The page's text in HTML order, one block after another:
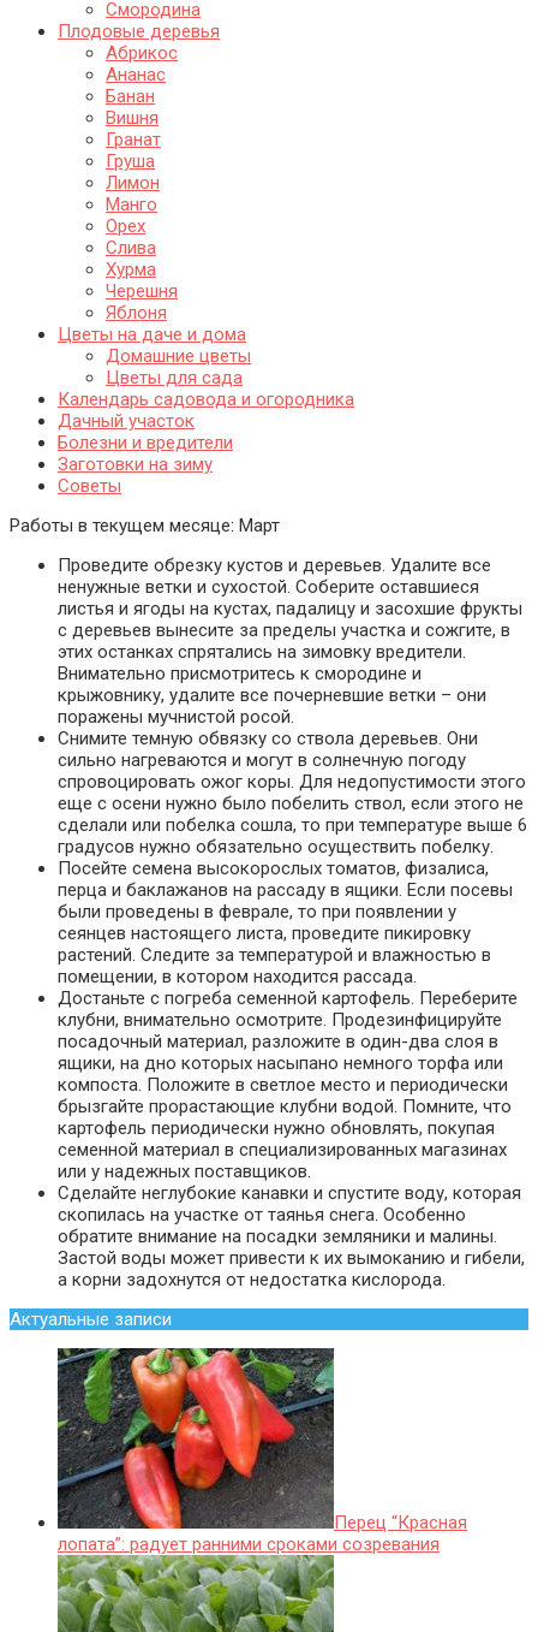
Смородина
Плодовые деревья
Абрикос
Ананас
Банан
Вишня
Гранат
Груша
Лимон
Манго
Орех
Слива
Хурма
Черешня
Яблоня
Цветы на даче и дома
Домашние цветы
Цветы для сада
Календарь садовода и огородника
Дачный участок
Болезни и вредители
Заготовки на зиму
Советы
Работы в текущем месяце: Март
Проведите обрезку кустов и деревьев. Удалите все
ненужные ветки и сухостой. Соберите оставшиеся
листья и ягоды на кустах, падалицу и засохшие фрукты
с деревьев вынесите за пределы участка и сожгите, в
этих останках спрятались на зимовку вредители.
Внимательно присмотритесь к смородине и
крыжовнику, удалите все почерневшие ветки – они
поражены мучнистой росой.
Снимите темную обвязку со ствола деревьев. Они
сильно нагреваются и могут в солнечную погоду
спровоцировать ожог коры. Для недопустимости этого
еще с осени нужно было побелить ствол, если этого не
сделали или побелка сошла, то при температуре выше 6
градусов нужно обязательно осуществить побелку.
Посейте семена высокорослых томатов, физалиса,
перца и баклажанов на рассаду в ящики. Если посевы
были проведены в феврале, то при появлении у
сеянцев настоящего листа, проведите пикировку
растений. Следите за температурой и влажностью в
помещении, в котором находится рассада.
Достаньте с погреба семенной картофель. Переберите
клубни, внимательно осмотрите. Продезинфицируйте
посадочный материал, разложите в один-два слоя в
ящики, на дно которых насыпано немного торфа или
компоста. Положите в светлое место и периодически
брызгайте прорастающие клубни водой. Помните, что
картофель периодически нужно обновлять, покупая
семенной материал в специализированных магазинах
или у надежных поставщиков.
Сделайте неглубокие канавки и спустите воду, которая
скопилась на участке от таянья снега. Особенно
обратите внимание на посадки земляники и малины.
Застой воды может привести к их вымоканию и гибели,
а корни задохнутся от недостатка кислорода.
Актуальные записи
Перец “Красная
лопата”: радует ранними сроками созревания